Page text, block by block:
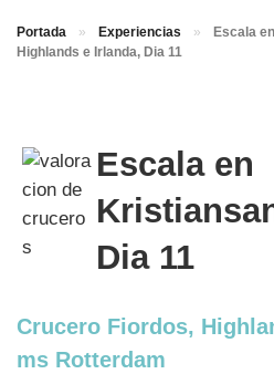
Portada » Experiencias »
Escala
Highlands e Irlanda, Dia 11
Escala en
Dia 11
Crucero Fiordos,
ms Rotterdam